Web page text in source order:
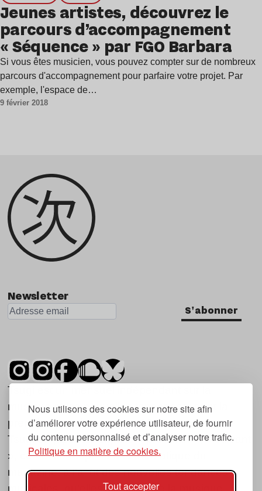
Nous utilisons des cookies sur notre site afin
d’améliorer votre expérience utilisateur, de fournir
du contenu personnalisé et d’analyser notre trafic.
Politique en matière de cookies.
Tout accepter
Jeunes artistes, découvrez le
parcours d’accompagnement
« Séquence » par FGO Barbara
Si vous êtes musicien, vous pouvez compter sur de nombreux
parcours d'accompagnement pour parfaire votre projet. Par
exemple, l'espace de…
9 février 2018
Newsletter
S'abonner
Tsugi est un mensuel indépendant sur la
musique et les nouvelles tendances, dont la
première parution date de 2007.
Tsugi en japonais signifie « prochain », « suivant
», ce qui correspond à la thématique du
magazine, à l’affût des nouvelles tendances
musicales, qu’elles viennent de la musique